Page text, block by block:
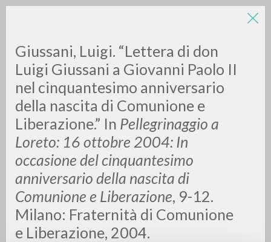
Giussani, Luigi. “Lettera di don
Luigi Giussani a Giovanni Paolo II
nel cinquantesimo anniversario
della nascita di Comunione e
Liberazione.” In Pellegrinaggio a
Loreto: 16 ottobre 2004: In
occasione del cinquantesimo
anniversario della nascita di
Comunione e Liberazione, 9-12.
Milano: Fraternità di Comunione
e Liberazione, 2004.
LUIGI
GIUSSANI
scritti